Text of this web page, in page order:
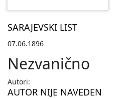
SARAJEVSKI LIST
07.06.1896
Nezvanično
Autori:
AUTOR NIJE NAVEDEN